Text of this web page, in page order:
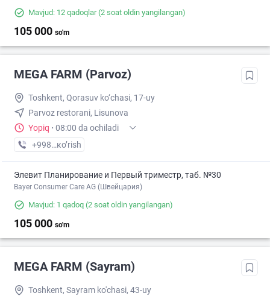
Mavjud: 12 qadoqlar(2 soat oldin yangilangan)
105 000 so'm
MEGA FARM (Parvoz)
Toshkent, Qorasuv ko‘chasi, 17-uy
Parvoz restorani, Lisunova
Yopiq · 08:00 da ochiladi
+998 (71) XXX-XX-XX
кo’rish
Элевит Планирование и Первый триместр, таб. №30
Bayer Consumer Care AG (Швейцария)
Mavjud: 1 qadoq (2 soat oldin yangilangan)
105 000 so'm
MEGA FARM (Sayram)
Toshkent, Sayram ko'chasi, 43-uy